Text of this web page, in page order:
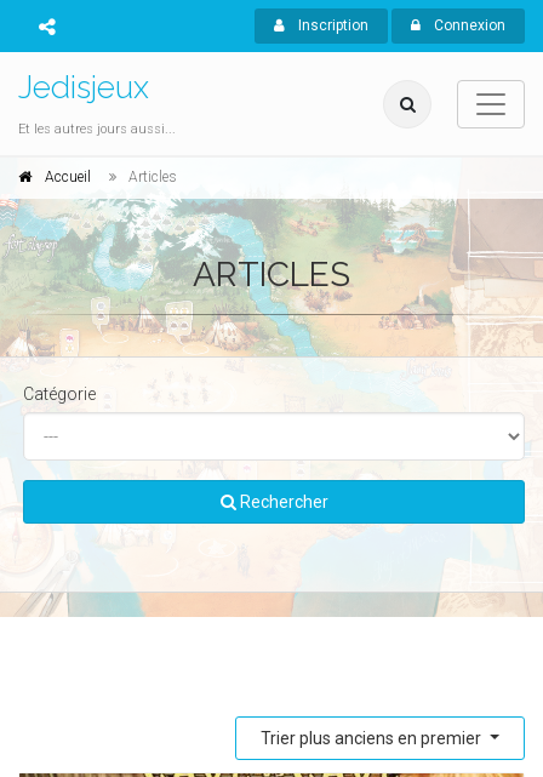
Inscription Connexion
Jedisjeux
Et les autres jours aussi...
Accueil Articles
ARTICLES
Catégorie
Rechercher
Trier plus anciens en premier